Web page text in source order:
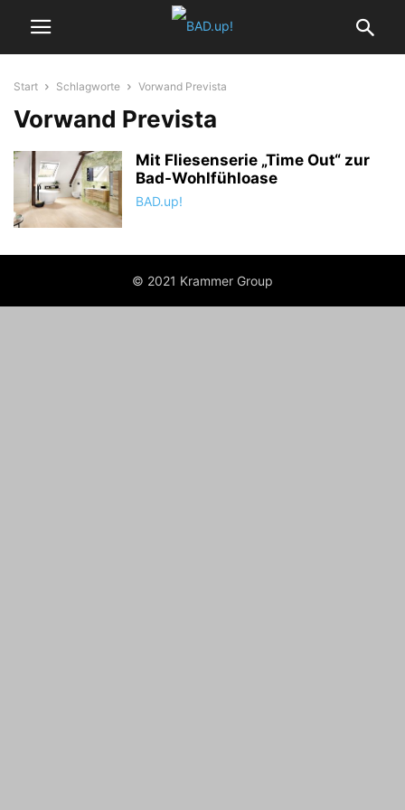
Start Schlagworte Vorwand Prevista
Vorwand Prevista
Mit Fliesenserie „Time Out“ zur
Bad-Wohlfühloase
BAD.up!
© 2021 Krammer Group